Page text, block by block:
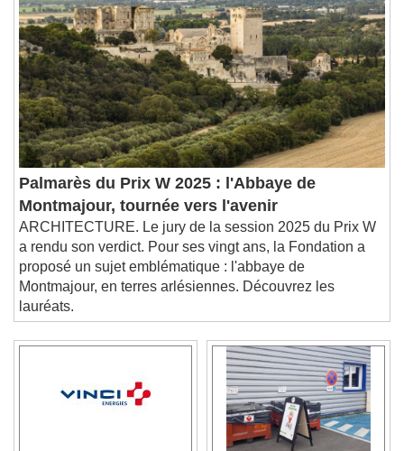
Palmarès du Prix W 2025 : l'Abbaye de
Montmajour, tournée vers l'avenir
ARCHITECTURE. Le jury de la session 2025 du Prix W
a rendu son verdict. Pour ses vingt ans, la Fondation a
proposé un sujet emblématique : l'abbaye de
Montmajour, en terres arlésiennes. Découvrez les
lauréats.